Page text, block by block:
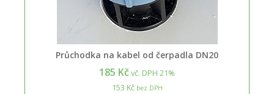
Průchodka na kabel od čerpadla DN20
185 Kčvč. DPH 21%
153 Kčbez DPH